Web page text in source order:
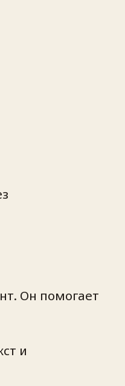
Он помогает
и